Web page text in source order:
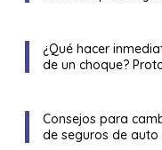
¿Qué hacer
de un choque?
Consejos para
de seguros de auto